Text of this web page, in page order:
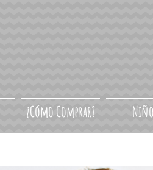
¿Cómo Comprar?